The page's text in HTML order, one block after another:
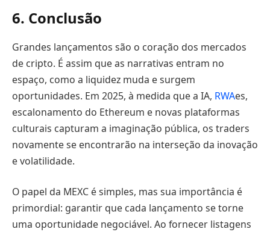
6. Conclusão
Grandes lançamentos são o coração dos mercados
de cripto. É assim que as narrativas entram no
espaço, como a liquidez muda e surgem
oportunidades. Em 2025, à medida que a IA, RWAes,
escalonamento do Ethereum e novas plataformas
culturais capturam a imaginação pública, os traders
novamente se encontrarão na interseção da inovação
e volatilidade.
O papel da MEXC é simples, mas sua importância é
primordial: garantir que cada lançamento se torne
uma oportunidade negociável. Ao fornecer listagens